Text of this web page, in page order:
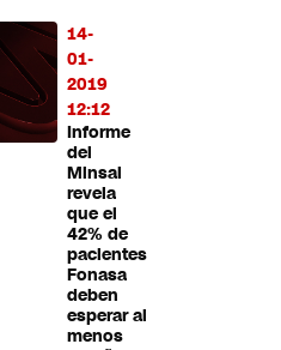
14-
01-
2019
12:12
Informe
del
Minsal
revela
que el
42% de
pacientes
Fonasa
deben
esperar al
menos